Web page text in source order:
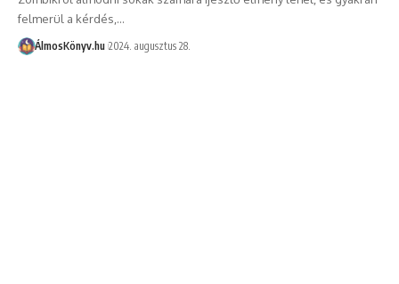
felmerül a kérdés,…
ÁlmosKönyv.hu 2024. augusztus 28.